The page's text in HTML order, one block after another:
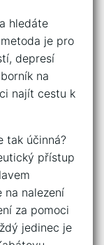
hledáte
je pro‌
depresí
na
najít cestu k
tak⁣ účinná?
přístup
na ⁣nalezení
za ‍pomoci
jedinec je